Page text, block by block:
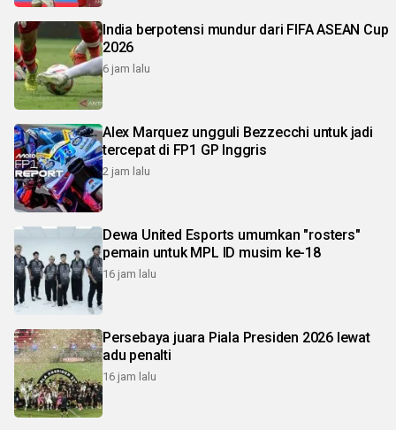
India berpotensi mundur dari FIFA ASEAN Cup
2026
6 jam lalu
Alex Marquez ungguli Bezzecchi untuk jadi
tercepat di FP1 GP Inggris
2 jam lalu
Dewa United Esports umumkan "rosters"
pemain untuk MPL ID musim ke-18
16 jam lalu
Persebaya juara Piala Presiden 2026 lewat
adu penalti
16 jam lalu